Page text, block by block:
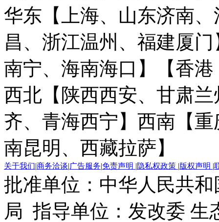
华东【上海、山东济南
昌、浙江温州、福建厦门
南宁、海南海口】
【香
西北【陕西西安、甘肃
齐、青海西宁】 西南【
南昆明、西藏拉萨】
关于我们|商务洽谈|广告服务|免责声明 |隐私权政策 |版权声明 |
批准单位：中华人民共
局 指导单位：发改委 生